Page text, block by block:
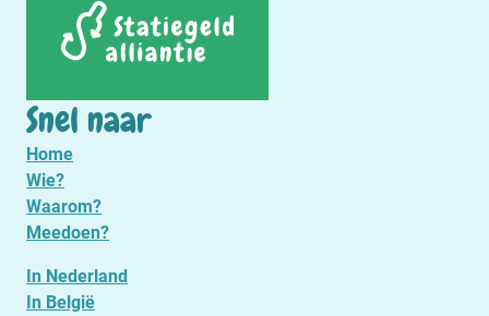
Snel naar
Home
Wie?
Waarom?
Meedoen?
In Nederland
In België